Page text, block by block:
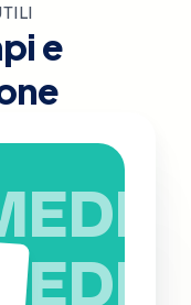
e